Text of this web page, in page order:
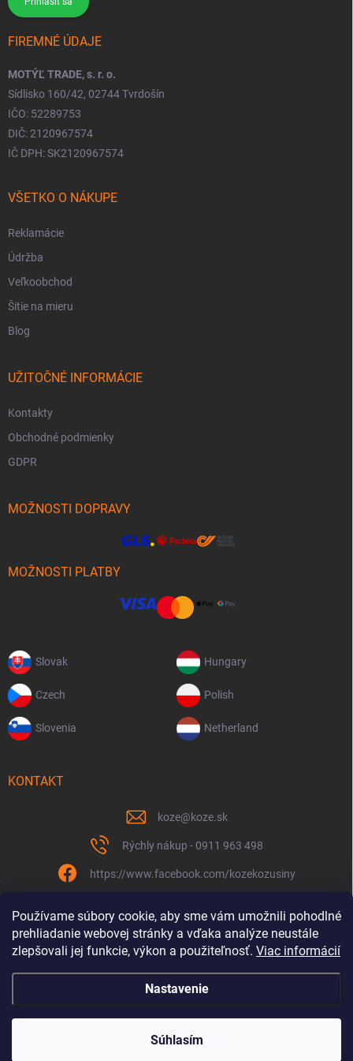
Používame súbory cookie, aby sme vám umožnili pohodlné
prehliadanie webovej stránky a vďaka analýze neustále
zlepšovali jej funkcie, výkon a použiteľnosť. Viac informácií
Nastavenie
Súhlasím
FIREMNÉ ÚDAJE
MOTÝĽ TRADE, s. r. o.
Sídlisko 160/42, 02744 Tvrdošín
IČO: 52289753
DIČ: 2120967574
IČ DPH: SK2120967574
VŠETKO O NÁKUPE
Reklamácie
Údržba
Veľkoobchod
Šitie na mieru
Blog
UŽITOČNÉ INFORMÁCIE
Kontakty
Obchodné podmienky
GDPR
MOŽNOSTI DOPRAVY
MOŽNOSTI PLATBY
Slovak Hungary
Czech Polish
Slovenia Netherland
KONTAKT
koze@koze.sk
Rýchly nákup - 0911 963 498
https://www.facebook.com/kozekozusiny
Spolu to ťaháme už 9 rokov
Koze.sk . Všetky práva vyhradené.